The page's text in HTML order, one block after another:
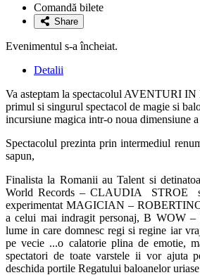
favoriteComandă bilete
Share
Evenimentul s-a încheiat.
Detalii
Va asteptam la spectacolul AVENTURI
primul si singurul spectacol de magie si
incursiune magica intr-o noua dimensiune
Spectacolul prezinta prin intermediul
sapun,
Finalista la Romanii au Talent si
World Records – CLAUDIA STROE
experimentat MAGICIAN –
a celui mai indragit personaj, B WOW –
lume in care domnesc regi si regine iar
pe vecie ...o calatorie plina de emotie,
spectatori de toate varstele ii vor ajuta
deschida portile Regatului baloanelor